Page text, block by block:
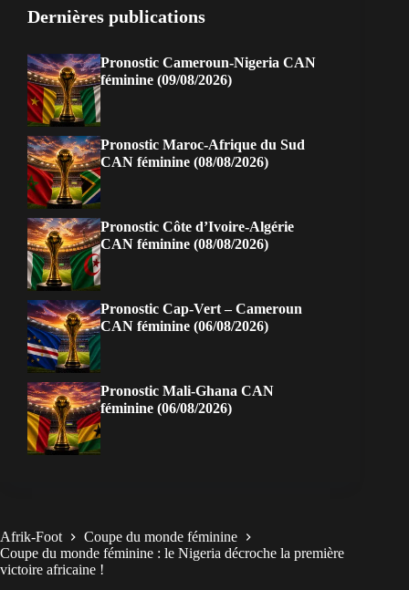
Dernières publications
Pronostic Cameroun-Nigeria CAN
féminine (09/08/2026)
Pronostic Maroc-Afrique du Sud
CAN féminine (08/08/2026)
Pronostic Côte d’Ivoire-Algérie
CAN féminine (08/08/2026)
Pronostic Cap-Vert – Cameroun
CAN féminine (06/08/2026)
Pronostic Mali-Ghana CAN
féminine (06/08/2026)
Afrik-Foot
Coupe du monde féminine
Coupe du monde féminine : le Nigeria décroche la première
victoire africaine !